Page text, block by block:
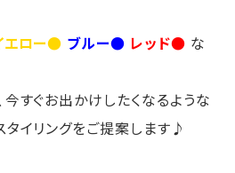
エロー● ブルー● レッド● な
すぐお出かけしたくなるような
イリングをご提案します♪